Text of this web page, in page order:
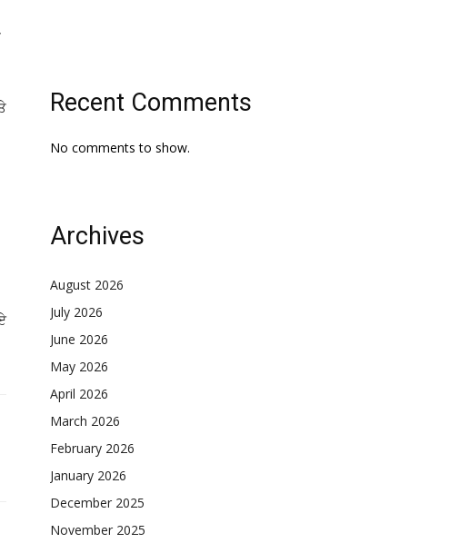
Recent Comments
No comments to show.
Archives
August 2026
July 2026
June 2026
May 2026
April 2026
March 2026
February 2026
January 2026
December 2025
November 2025